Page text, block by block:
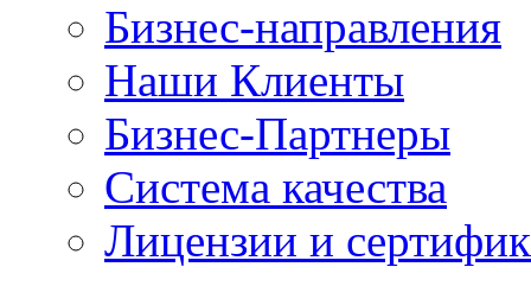
Бизнес-направления
Наши Клиенты
Бизнес-Партнеры
Система качества
Лицензии и